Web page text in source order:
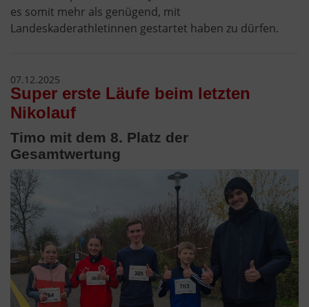
es somit mehr als genügend, mit
Landeskaderathletinnen gestartet haben zu dürfen.
07.12.2025
Super erste Läufe beim letzten
Nikolauf
Timo mit dem 8. Platz der
Gesamtwertung